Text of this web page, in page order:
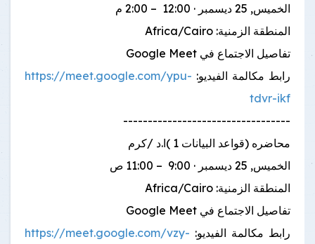
الخميس, 25 ديسمبر · 12:00 ‏ – 2:00 م
المنطقة الزمنية: Africa/Cairo
تفاصيل الاجتماع في Google Meet
رابط مكالمة الفيديو: https://meet.google.com/ypu-
tdvr-ikf
----------------------------------
محاضره (قواعد البيانات 1 )ا.د /كرم
الخميس, 25 ديسمبر · 9:00 ‏ – 11:00 ص
المنطقة الزمنية: Africa/Cairo
تفاصيل الاجتماع في Google Meet
رابط مكالمة الفيديو: https://meet.google.com/vzy-